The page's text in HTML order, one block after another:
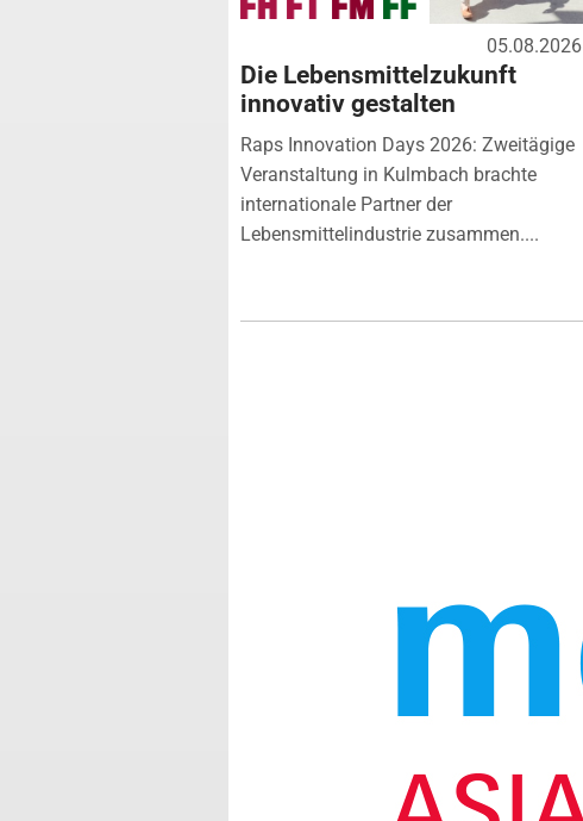
05.08.2026
Die Lebensmittelzukunft
innovativ gestalten
Raps Innovation Days 2026: Zweitägige
Veranstaltung in Kulmbach brachte
internationale Partner der
Lebensmittelindustrie zusammen....